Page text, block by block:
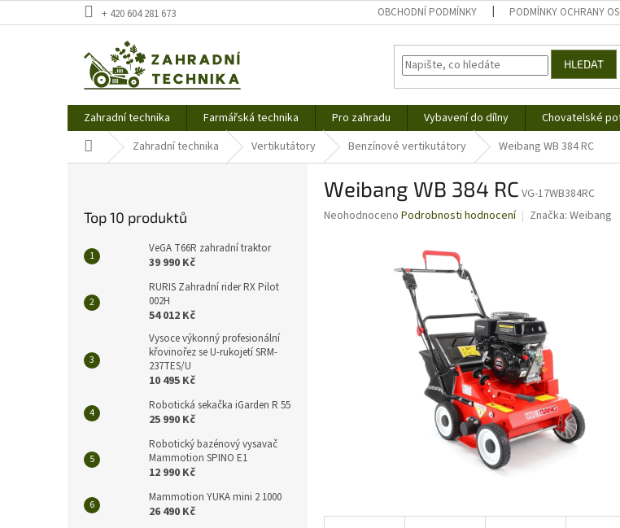
na
+ 420 604 281 673 OBCHODNÍ PODMÍNKY PODMÍNKY OCHRANY
HLEDAT
Zahradní technika Farmářská technika Pro zahradu Vybavení do dílny Chovatelské
Domů Zahradní technika Vertikutátory Benzínové vertikutátory Weibang WB 384 RC
Top 10 produktů
VeGA T66R zahradní traktor
39 990 Kč
RURIS Zahradní rider RX Pilot
002H
54 012 Kč
Vysoce výkonný profesionální
křovinořez se U-rukojetí SRM-
237TES/U
10 495 Kč
Robotická sekačka iGarden R 55
25 990 Kč
Robotický bazénový vysavač
Mammotion SPINO E1
12 990 Kč
Mammotion YUKA mini 2 1000
26 490 Kč
Weibang WB 384 RC VG-17WB384RC
Průměrné
Neohodnoceno Podrobnosti hodnocení Značka: Weibang